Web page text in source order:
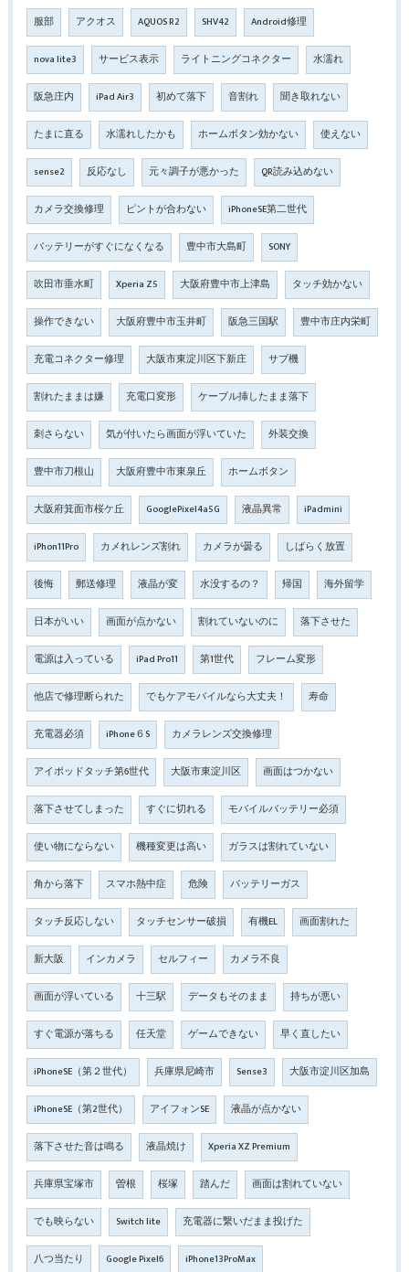
服部 アクオス AQUOS R2 SHV42 Android修理
nova lite3 サービス表示 ライトニングコネクター 水濡れ
阪急庄内 iPad Air3 初めて落下 音割れ 聞き取れない
たまに直る 水濡れしたかも ホームボタン効かない 使えない
sense2 反応なし 元々調子が悪かった QR読み込めない
カメラ交換修理 ピントが合わない iPhoneSE第二世代
バッテリーがすぐになくなる 豊中市大島町 SONY
吹田市垂水町 Xperia Z5 大阪府豊中市上津島 タッチ効かない
操作できない 大阪府豊中市玉井町 阪急三国駅 豊中市庄内栄町
充電コネクター修理 大阪市東淀川区下新庄 サブ機
割れたままは嫌 充電口変形 ケーブル挿したまま落下
刺さらない 気が付いたら画面が浮いていた 外装交換
豊中市刀根山 大阪府豊中市東泉丘 ホームボタン
大阪府箕面市桜ケ丘 GooglePixel4a5G 液晶異常 iPadmini
iPhon11Pro カメれレンズ割れ カメラが曇る しばらく放置
後悔 郵送修理 液晶が変 水没するの？ 帰国 海外留学
日本がいい 画面が点かない 割れていないのに 落下させた
電源は入っている iPad Pro11 第1世代 フレーム変形
他店で修理断られた でもケアモバイルなら大丈夫！ 寿命
充電器必須 iPhone６S カメラレンズ交換修理
アイポッドタッチ第6世代 大阪市東淀川区 画面はつかない
落下させてしまった すぐに切れる モバイルバッテリー必須
使い物にならない 機種変更は高い ガラスは割れていない
角から落下 スマホ熱中症 危険 バッテリーガス
タッチ反応しない タッチセンサー破損 有機EL 画面割れた
新大阪 インカメラ セルフィー カメラ不良
画面が浮いている 十三駅 データもそのまま 持ちが悪い
すぐ電源が落ちる 任天堂 ゲームできない 早く直したい
iPhoneSE（第２世代） 兵庫県尼崎市 Sense3 大阪市淀川区加島
iPhoneSE（第2世代） アイフォンSE 液晶が点かない
落下させた音は鳴る 液晶焼け Xperia XZ Premium
兵庫県宝塚市 曽根 桜塚 踏んだ 画面は割れていない
でも映らない Switch lite 充電器に繋いだまま投げた
八つ当たり Google Pixel6 iPhone13ProMax